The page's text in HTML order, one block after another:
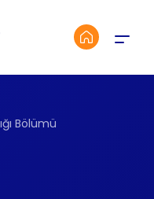
Menü
Bölümü